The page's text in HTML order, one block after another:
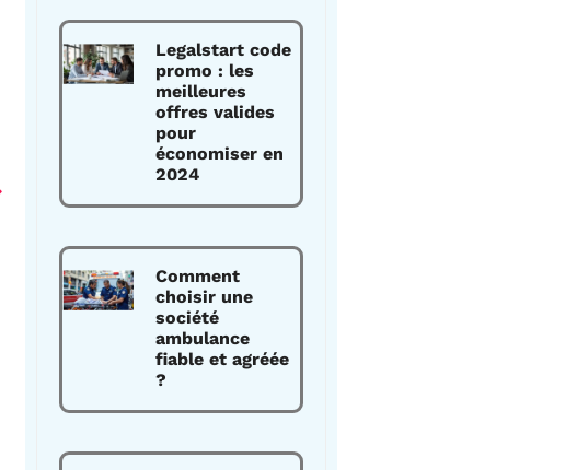
Legalstart code
promo : les
meilleures
offres valides
pour
économiser en
2024
Comment
choisir une
société
ambulance
fiable et agréée
?